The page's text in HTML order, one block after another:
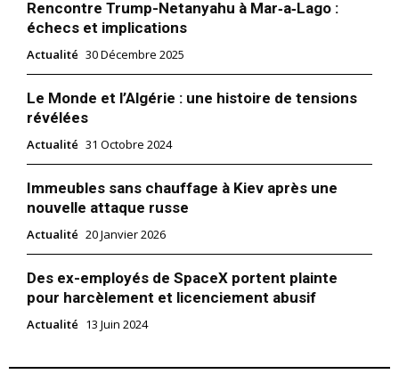
Rencontre Trump-Netanyahu à Mar‑a‑Lago :
échecs et implications
Actualité 30 Décembre 2025
Le Monde et l’Algérie : une histoire de tensions
révélées
Actualité 31 Octobre 2024
Immeubles sans chauffage à Kiev après une
nouvelle attaque russe
Actualité 20 Janvier 2026
Des ex-employés de SpaceX portent plainte
pour harcèlement et licenciement abusif
Actualité 13 Juin 2024